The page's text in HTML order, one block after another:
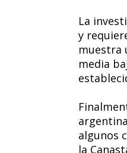
La
y
muestra
media
algunos
la